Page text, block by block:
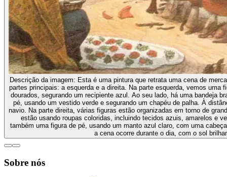
Descrição da imagem: Esta é uma pintura que retrata uma cena de
partes principais: a esquerda e a direita. Na parte esquerda, vemos uma
dourados, segurando um recipiente azul. Ao seu lado, há uma bandeja
pé, usando um vestido verde e segurando um chapéu de palha. À
navio. Na parte direita, várias figuras estão organizadas em torno de grandes panelas vermelhas contendo alimentos. As pessoas
estão usando roupas coloridas, incluindo tecidos azuis, amarelos e
também uma figura de pé, usando um manto azul claro, com uma
a cena ocorre durante o dia, com o sol
Sobre nós